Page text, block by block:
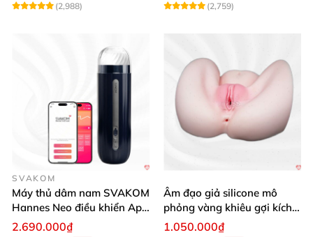
(2,988) (2,759)
SVAKOM
Máy thủ dâm nam SVAKOM
Hannes Neo điều khiển App
tương tác
2.690.000₫
Âm đạo giả silicone mô
phỏng vàng khiêu gợi kích
thích mua
1.050.000₫